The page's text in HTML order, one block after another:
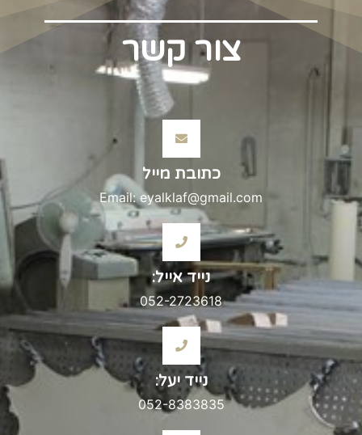
צור קשר
כתובת מייל
Email: eyalklaf@gmail.com
נייד אייל:
052-2723618
נייד יעל:
052-8383835